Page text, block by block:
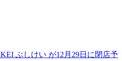
ぶしけい が12月29日に閉店予